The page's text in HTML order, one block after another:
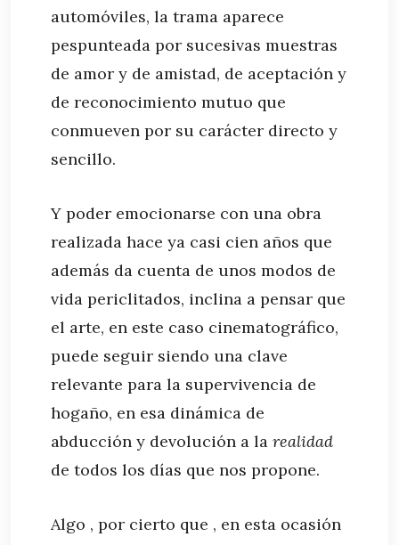
automóviles, la trama aparece
pespunteada por sucesivas muestras
de amor y de amistad, de aceptación y
de reconocimiento mutuo que
conmueven por su carácter directo y
sencillo.
Y poder emocionarse con una obra
realizada hace ya casi cien años que
además da cuenta de unos modos de
vida periclitados, inclina a pensar que
el arte, en este caso cinematográfico,
puede seguir siendo una clave
relevante para la supervivencia de
hogaño, en esa dinámica de
abducción y devolución a la realidad
de todos los días que nos propone.
Algo , por cierto que , en esta ocasión